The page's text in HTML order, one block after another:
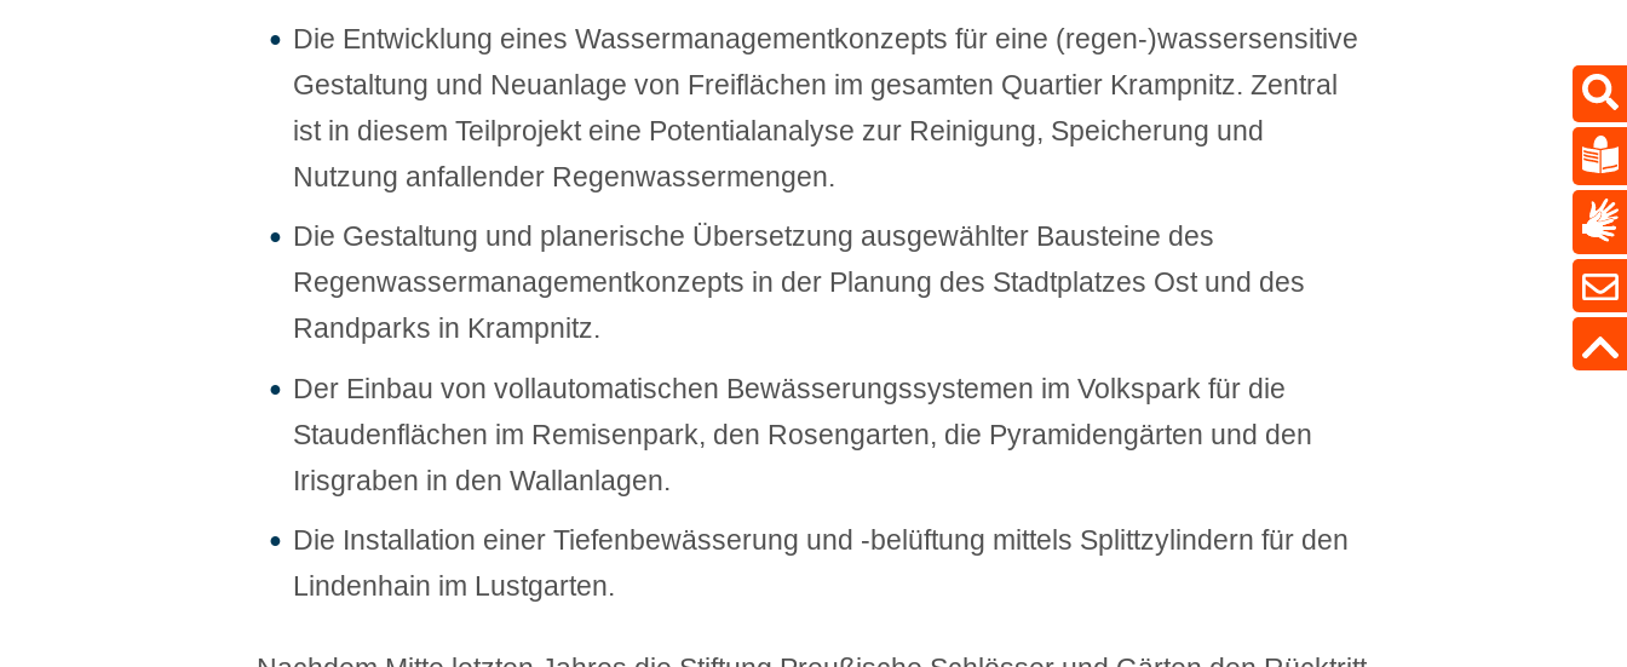
Die Entwicklung eines Wassermanagementkonzepts für eine (regen-)wassersensitive
Gestaltung und Neuanlage von Freiflächen im gesamten Quartier Krampnitz. Zentral
ist in diesem Teilprojekt eine Potentialanalyse zur Reinigung, Speicherung und
Nutzung anfallender Regenwassermengen.
Die Gestaltung und planerische Übersetzung ausgewählter Bausteine des
Regenwassermanagementkonzepts in der Planung des Stadtplatzes Ost und des
Randparks in Krampnitz.
Der Einbau von vollautomatischen Bewässerungssystemen im Volkspark für die
Staudenflächen im Remisenpark, den Rosengarten, die Pyramidengärten und den
Irisgraben in den Wallanlagen.
Die Installation einer Tiefenbewässerung und -belüftung mittels Splittzylindern für den
Lindenhain im Lustgarten.